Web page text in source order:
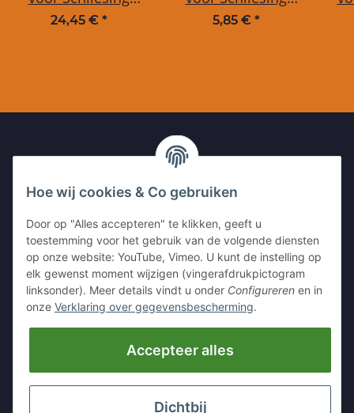
105-480 EX/MX/ZX
24,45 € *
330-550 MX
5,85 € *
47803 Krefeld
Tel:+49 (0)2151 5372253
Mobil:+49 (0)157 30656681
E-Mai:info@hackmesser24.de
LEGALE INFORMATIE
Hoe wij cookies & Co gebruiken
Door op "Alles accepteren" te klikken, geeft u
toestemming voor het gebruik van de volgende diensten
op onze website: YouTube, Vimeo. U kunt de instelling op
elk gewenst moment wijzigen (vingerafdrukpictogram
linksonder). Meer details vindt u onder Configureren en in
onze Verklaring over gegevensbescherming.
Accepteer alles
Dichtbij